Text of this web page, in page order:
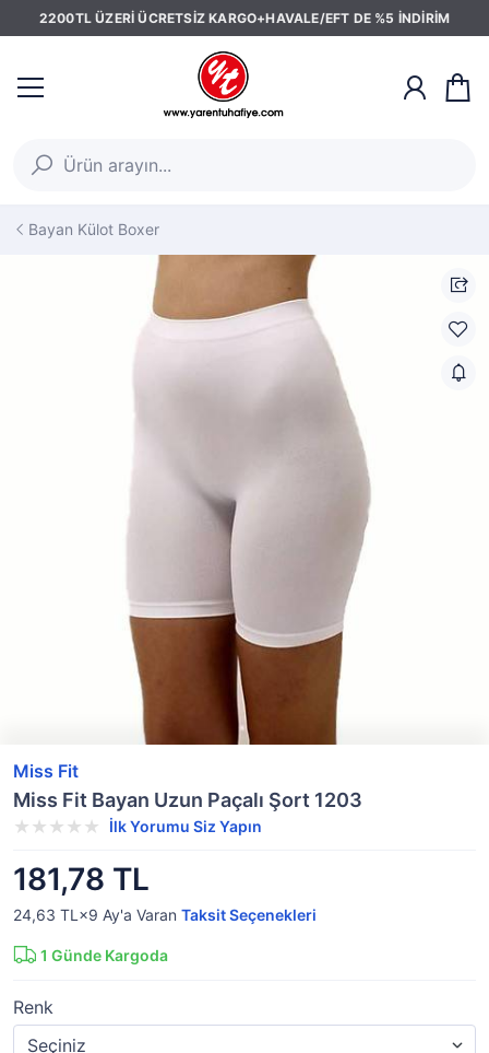
2200TL ÜZERİ ÜCRETSİZ KARGO+HAVALE/EFT DE %5 İNDİRİM
Bayan Külot Boxer
Miss Fit
Miss Fit Bayan Uzun Paçalı Şort 1203
İlk Yorumu Siz Yapın
181,78 TL
24,63 TL×9 Ay'a Varan Taksit Seçenekleri
1 Günde Kargoda
Renk